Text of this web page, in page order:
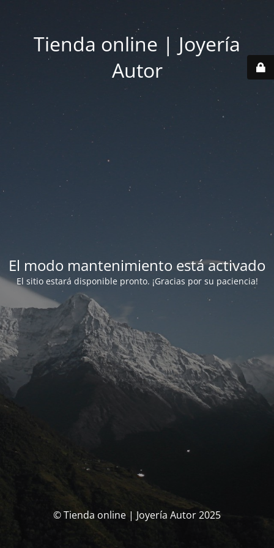
Tienda online | Joyería
Autor
El modo mantenimiento está activado
El sitio estará disponible pronto. ¡Gracias por su paciencia!
© Tienda online | Joyería Autor 2025